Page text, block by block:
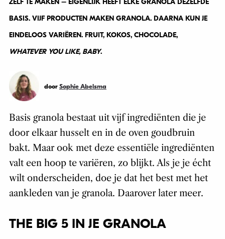
ZELF TE MAKEN – EIGENLIJK HEEFT ELKE GRANOLA DEZELFDE
BASIS. VIJF PRODUCTEN MAKEN GRANOLA. DAARNA KUN JE
EINDELOOS VARIËREN. FRUIT, KOKOS, CHOCOLADE,
WHATEVER YOU LIKE, BABY.
door Sophie Abelsma
Basis granola bestaat uit vijf ingrediënten die je
door elkaar husselt en in de oven goudbruin
bakt. Maar ook met deze essentiële ingrediënten
valt een hoop te variëren, zo blijkt. Als je je écht
wilt onderscheiden, doe je dat het best met het
aankleden van je granola. Daarover later meer.
THE BIG 5 IN JE GRANOLA